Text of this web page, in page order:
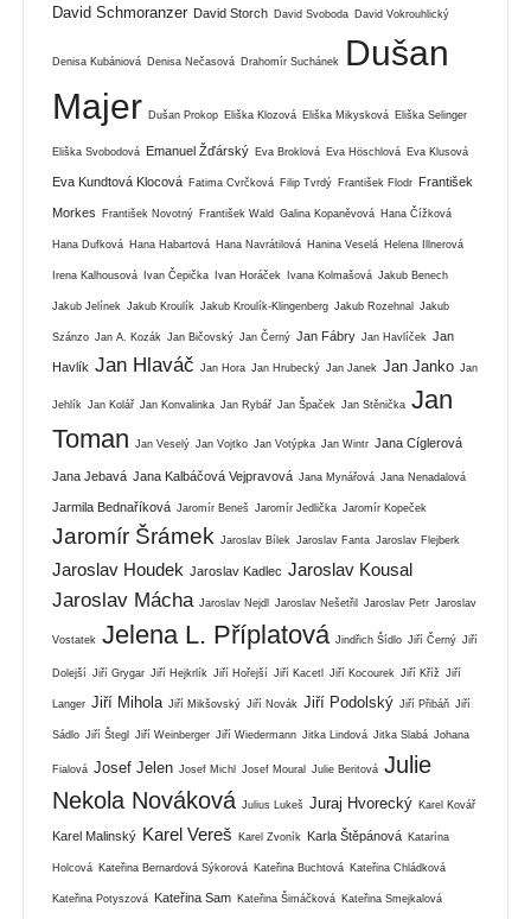
David Schmoranzer David Storch David Svoboda David Vokrouhlický
Denisa Kubániová Denisa Nečasová Drahomír Suchánek
Dušan
Majer Dušan Prokop Eliška Klozová Eliška Mikysková Eliška Selinger
Eliška Svobodová Emanuel Žďárský Eva Broklová Eva Höschlová Eva Klusová
Eva Kundtová Klocová Fatima Cvrčková Filip Tvrdý František Flodr František
Morkes František Novotný František Wald Galina Kopaněvová Hana Čížková
Hana Dufková Hana Habartová Hana Navrátilová Hanina Veselá Helena Illnerová
Irena Kalhousová Ivan Čepička Ivan Horáček Ivana Kolmašová Jakub Benech
Jakub Jelínek Jakub Kroulík Jakub Kroulík-Klingenberg Jakub Rozehnal Jakub
Szánzo Jan A. Kozák Jan Bičovský Jan Černý Jan Fábry Jan Havlíček Jan
Havlík Jan Hlaváč Jan Hora Jan Hrubecký Jan Janek Jan Janko Jan
Jehlík Jan Kolář Jan Konvalinka Jan Rybář Jan Špaček Jan Stěnička Jan
Toman
Jan Veselý Jan Vojtko Jan Votýpka Jan Wintr Jana Cíglerová
Jana Jebavá Jana Kalbáčová Vejpravová Jana Mynářová Jana Nenadalová
Jarmila Bednaříková Jaromír Beneš Jaromír Jedlička Jaromír Kopeček
Jaromír Šrámek Jaroslav Bílek Jaroslav Fanta Jaroslav Flejberk
Jaroslav Houdek Jaroslav Kadlec Jaroslav Kousal
Jaroslav Mácha Jaroslav Nejdl Jaroslav Nešetřil Jaroslav Petr Jaroslav
Vostatek Jelena L. Příplatová Jindřich Šídlo Jiří Černý Jiří
Dolejší Jiří Grygar Jiří Hejkrlík Jiří Hořejší Jiří Kacetl Jiří Kocourek Jiří Kříž Jiří
Langer Jiří Mihola Jiří Mikšovský Jiří Novák Jiří Podolský Jiří Přibáň Jiří
Sádlo Jiří Štegl Jiří Weinberger Jiří Wiedermann Jitka Lindová Jitka Slabá Johana
Fialová Josef Jelen Josef Michl Josef Moural Julie Beritová Julie
Nekola Nováková Julius Lukeš Juraj Hvorecký Karel Kovář
Karel Malinský Karel Vereš Karel Zvoník Karla Štěpánová Katarína
Holcová Kateřina Bernardová Sýkorová Kateřina Buchtová Kateřina Chládková
Kateřina Potyszová Kateřina Sam Kateřina Šimáčková Kateřina Smejkalová